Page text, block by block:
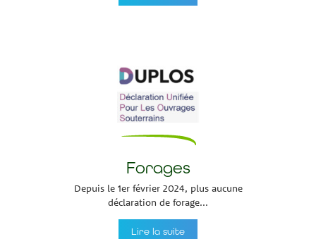
Forages
Depuis le 1er février 2024, plus aucune
déclaration de forage...
Lire la suite